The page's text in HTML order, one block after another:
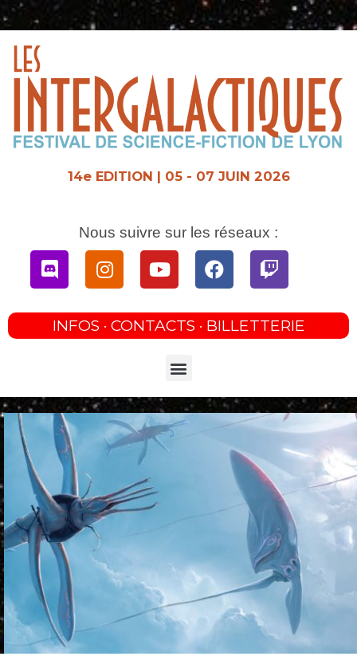
Aller
au
14e EDITION | 05 - 07 JUIN 2026
Nous suivre sur les réseaux :
DiscordInstagramYoutubeFacebookTwitch
INFOS · CONTACTS · BILLETTERIE
Menu